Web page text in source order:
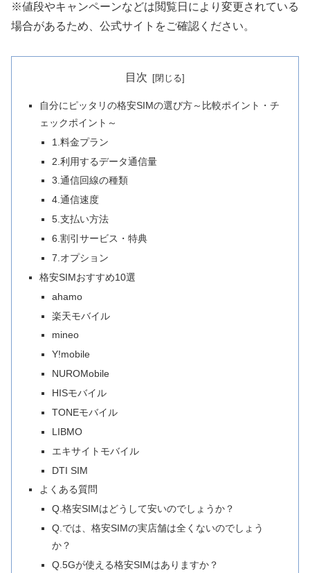
※値段やキャンペーンなどは閲覧日により変更されている
場合があるため、公式サイトをご確認ください。
目次
自分にピッタリの格安SIMの選び方～比較ポイント・チ
ェックポイント～
1.料金プラン
2.利用するデータ通信量
3.通信回線の種類
4.通信速度
5.支払い方法
6.割引サービス・特典
7.オプション
格安SIMおすすめ10選
ahamo
楽天モバイル
mineo
Y!mobile
NUROMobile
HISモバイル
TONEモバイル
LIBMO
エキサイトモバイル
DTI SIM
よくある質問
Q.格安SIMはどうして安いのでしょうか？
Q.では、格安SIMの実店舗は全くないのでしょう
か？
Q.5Gが使える格安SIMはありますか？